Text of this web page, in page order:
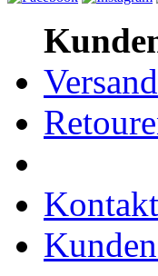
Versand